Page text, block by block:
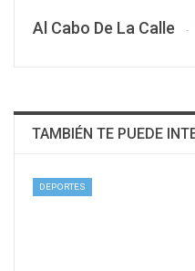
Al Cabo De La Calle
TAMBIÉN TE PUEDE
DEPORTES